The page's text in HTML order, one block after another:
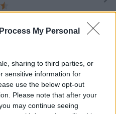
My Personal
sharing to third parties, or
sensitive information for
use the below opt-out
Please note that after your
may continue seeing